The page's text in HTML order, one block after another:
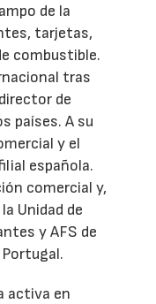
de la
tarjetas,
combustible.
tras
de
países. A su
y el
española.
comercial y,
Unidad de
y AFS de
activa en